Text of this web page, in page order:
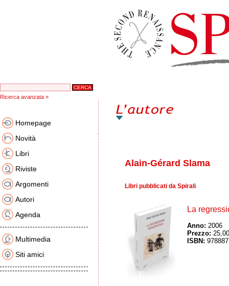
Ricerca avanzata »
Homepage
Novità
Libri
Riviste
Argomenti
Autori
Agenda
Multimedia
Siti amici
Alain-Gérard Slama
Libri pubblicati da Spirali
La
Anno: 2006
Prezzo: 25,00
ISBN: